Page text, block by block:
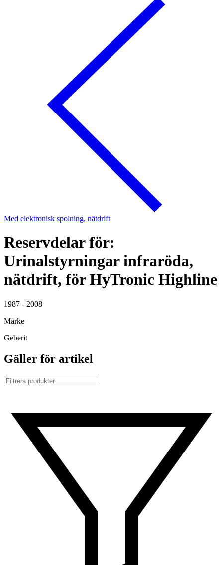
Med elektronisk spolning, nätdrift
Reservdelar för:
Urinalstyrningar infraröda,
nätdrift, för HyTronic Highline
1987 - 2008
Märke
Geberit
Gäller för artikel